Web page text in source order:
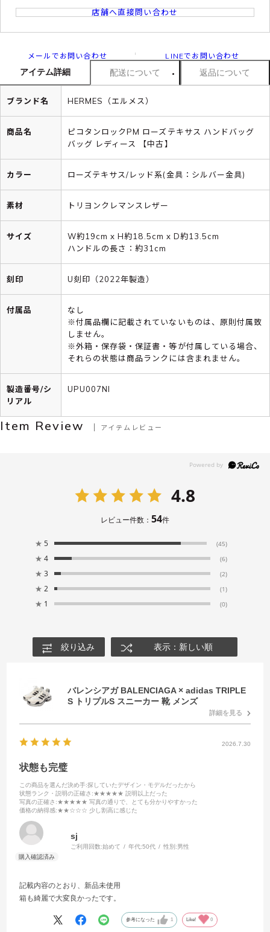
店舗へ直接問い合わせ
メールでお問い合わせ LINEでお問い合わせ
アイテム詳細 配送について 返品について
ブランド名 HERMES（エルメス）
商品名
ピコタンロックPM ローズテキサス ハンドバッグ
バッグ レディース 【中古】
カラー ローズテキサス/レッド系(金具：シルバー金具)
素材 トリヨンクレマンスレザー
サイズ
W約19cm x H約18.5cm x D約13.5cm
ハンドルの長さ：約31cm
刻印 U刻印（2022年製造）
付属品
なし
※付属品欄に記載されていないものは、原則付属致
しません。
※外箱・保存袋・保証書・等が付属している場合、
それらの状態は商品ランクには含まれません。
製造番号/シ
リアル
UPU007NI
Item Review アイテムレビュー
4.8
レビュー件数： 54件
★ 5 (45)
★ 4 (6)
★ 3 (2)
★ 2 (1)
★ 1 (0)
絞り込み 表示：新しい順
バレンシアガ BALENCIAGA × adidas TRIPLE
S トリプルS スニーカー 靴 メンズ
詳細を見る
2026.7.30
状態も完璧
この商品を選んだ決め手:探していたデザイン・モデルだったから
状態ランク・説明の正確さ :★★★★★ 説明以上だった
写真の正確さ :★★★★★ 写真の通りで、とても分かりやすかった
価格の納得感:★★☆☆☆ 少し割高に感じた
sj
ご利用回数:始めて 年代:50代 性別:男性
記載内容のとおり、新品未使用
箱も綺麗で大変良かったです。
参考になった 1 Like! 0